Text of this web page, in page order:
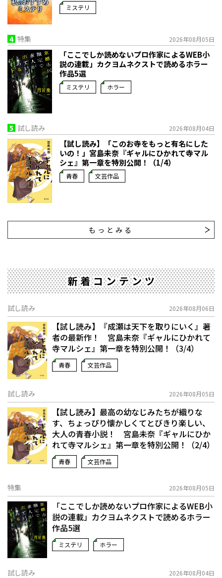
ミステリ
4 特集 2026年08月05日
「ここでしか読めないプロ作家によるWEB小
説の連載」――カクヨムネクストで読めるホラー
作品5選
ミステリ ホラー
5 試し読み 2026年08月04日
【試し読み】「このお寺をもっと有名にした
いの！」宮島未奈『ギャルにひかれて寺マル
シェ』第一章を特別公開！（1/4）
青春 文芸作品
もっとみる
新着コンテンツ
試し読み 2026年08月06日
【試し読み】『成瀬は天下を取りにいく』著
者の最新作！ 宮島未奈『ギャルにひかれて
寺マルシェ』第一章を特別公開！（3/4）
青春 文芸作品
試し読み 2026年08月05日
【試し読み】最高の幼なじみたちが織りな
す、ちょっぴり懐かしくてとびきり楽しい、
大人の青春小説！ 宮島未奈『ギャルにひか
れて寺マルシェ』第一章を特別公開！（2/4）
青春 文芸作品
特集 2026年08月05日
「ここでしか読めないプロ作家によるWEB小
説の連載」――カクヨムネクストで読めるホラー
作品5選
ミステリ ホラー
試し読み 2026年08月04日